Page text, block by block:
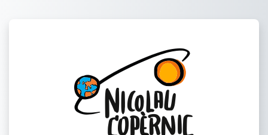
Inicia la sessió